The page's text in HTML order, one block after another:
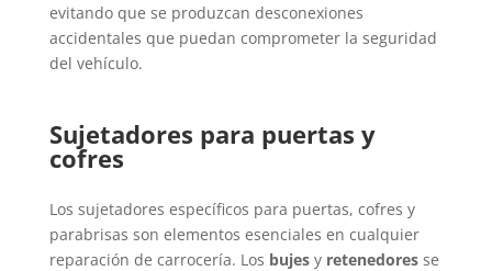
evitando que se produzcan desconexiones
accidentales que puedan comprometer la seguridad
del vehículo.
Sujetadores para puertas y
cofres
Los sujetadores específicos para puertas, cofres y
parabrisas son elementos esenciales en cualquier
reparación de carrocería. Los bujesy retenedoresse